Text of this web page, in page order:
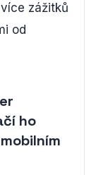
zážitků
od
ho